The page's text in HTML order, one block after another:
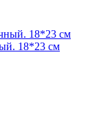
18*23 см